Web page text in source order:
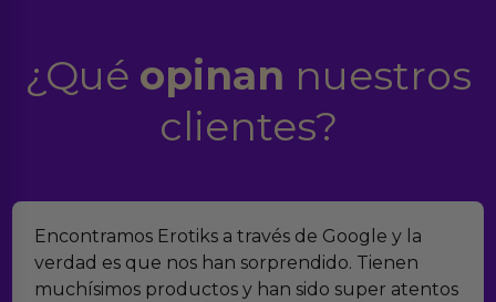
¿Qué opinan nuestros
clientes?
Suelo comprar en tiendas eróticas online, y
Erotiks es una de las que más me gustan. No he
tenido nunca ningún problema con los